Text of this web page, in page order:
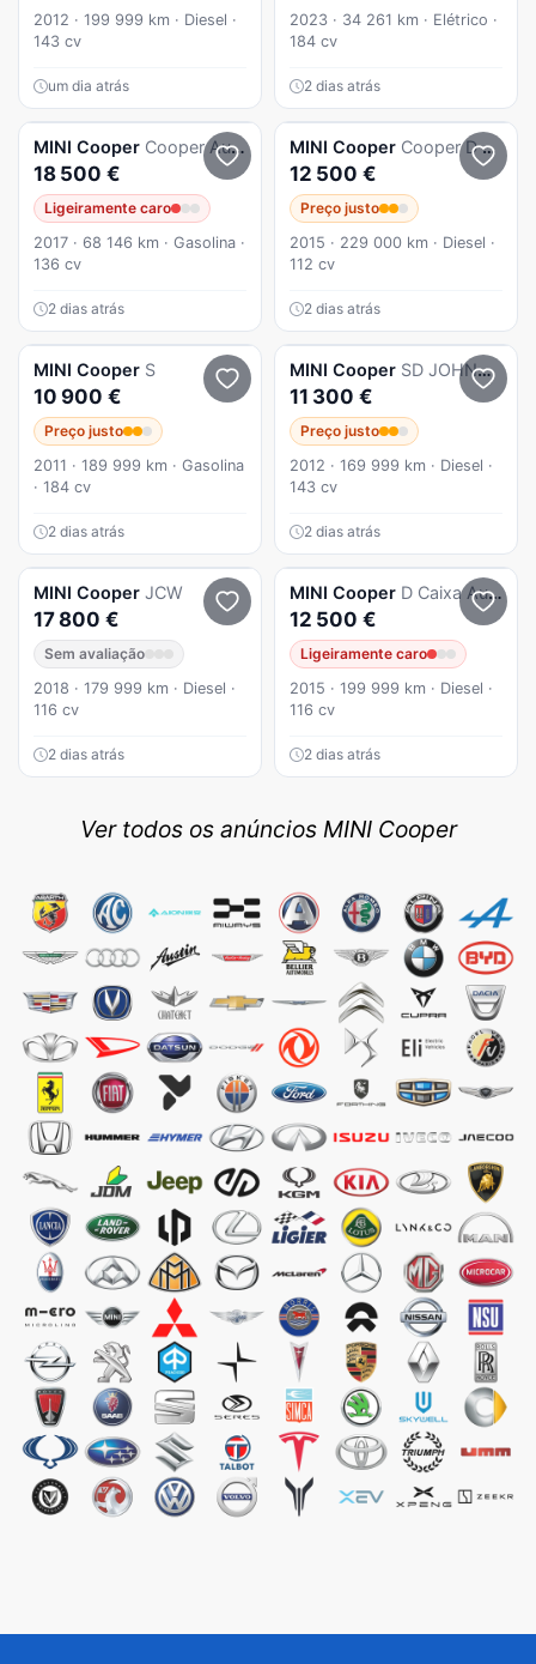
2012 · 199 999 km · Diesel ·
143 cv
um dia atrás
2023 · 34 261 km · Elétrico ·
184 cv
2 dias atrás
MINI Cooper Cooper Auto
18 500 €
Ligeiramente caro
2017 · 68 146 km · Gasolina ·
136 cv
2 dias atrás
MINI Cooper Cooper D Auto
12 500 €
Preço justo
2015 · 229 000 km · Diesel ·
112 cv
2 dias atrás
MINI Cooper S
10 900 €
Preço justo
2011 · 189 999 km · Gasolina
· 184 cv
2 dias atrás
MINI Cooper SD JOHNNY COOPER WORKS
11 300 €
Preço justo
2012 · 169 999 km · Diesel ·
143 cv
2 dias atrás
MINI Cooper JCW
17 800 €
Sem avaliação
2018 · 179 999 km · Diesel ·
116 cv
2 dias atrás
MINI Cooper D Caixa Automatica - Diesel - 5 Portas - C/ GPS - C/ Garantia
12 500 €
Ligeiramente caro
2015 · 199 999 km · Diesel ·
116 cv
2 dias atrás
Ver todos os anúncios MINI Cooper